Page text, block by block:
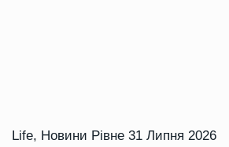
Life, Новини Рівне 31 Липня 2026